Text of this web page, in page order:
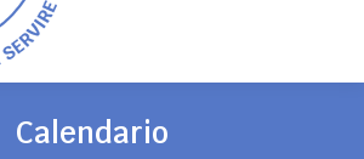
Calendario